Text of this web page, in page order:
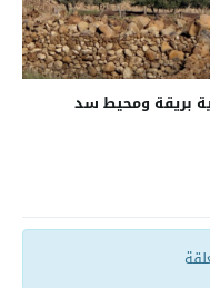
بريقة ومحيط سد